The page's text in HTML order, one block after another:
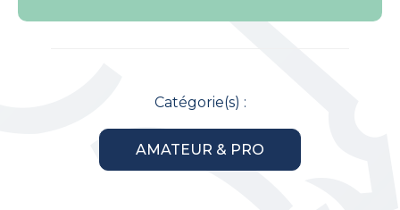
Catégorie(s) :
AMATEUR & PRO